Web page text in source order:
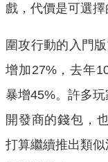
戲，代價是可選擇
圍攻行動的入門
增加27%，去年
暴增45%。許多
開發商的錢包，
打算繼續推出類